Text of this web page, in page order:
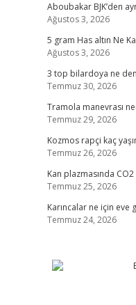
Aboubakar BJK’den
Ağustos 3, 2026
5 gram Has altın Ne
Ağustos 3, 2026
3 top bilardoya ne
Temmuz 30, 2026
Tramola manevrası
Temmuz 29, 2026
Kozmos rapçi kaç
Temmuz 26, 2026
Kan plazmasında
Temmuz 25, 2026
Karıncalar ne için eve
Temmuz 24, 2026